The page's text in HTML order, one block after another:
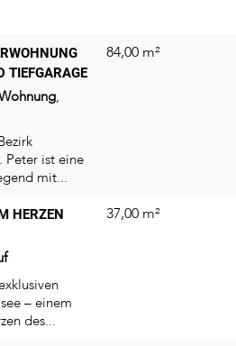
TIEFGARAGE
,
Peter ist eine
mit...
84,00 m²
HERZEN
– einem
des...
37,00 m²